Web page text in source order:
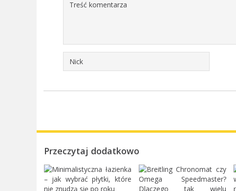
Przeczytaj dodatkowo